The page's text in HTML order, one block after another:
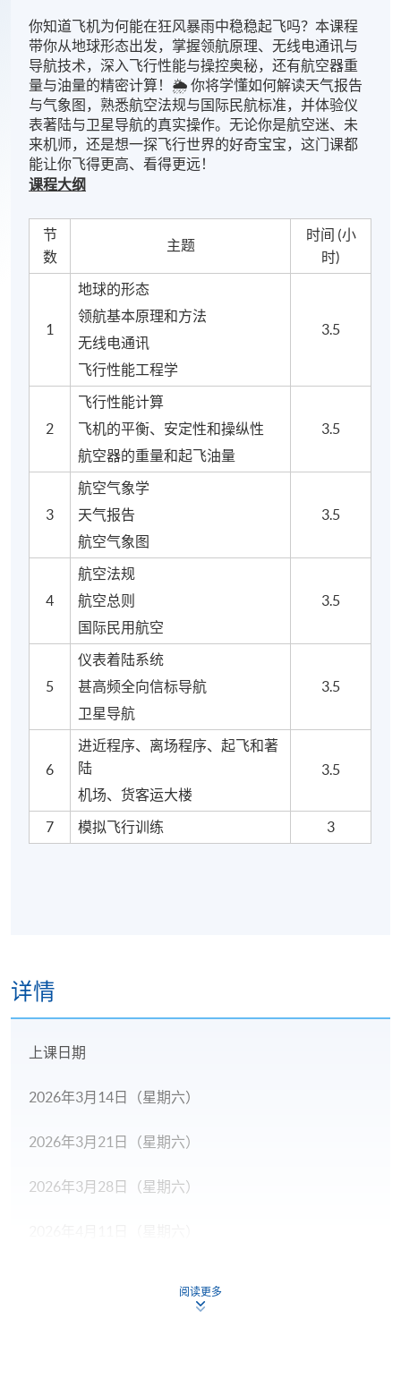
你知道飞机为何能在狂风暴雨中稳稳起飞吗？本课程
带你从地球形态出发，掌握领航原理、无线电通讯与
导航技术，深入飞行性能与操控奥秘，还有航空器重
量与油量的精密计算！🌦️ 你将学懂如何解读天气报告
与气象图，熟悉航空法规与国际民航标准，并体验仪
表著陆与卫星导航的真实操作。无论你是航空迷、未
来机师，还是想一探飞行世界的好奇宝宝，这门课都
能让你飞得更高、看得更远！
课程大纲
节
数
主题
时间 (小
时)
1
地球的形态
领航基本原理和方法
无线电通讯
飞行性能工程学
3.5
2
飞行性能计算
飞机的平衡、安定性和操纵性
航空器的重量和起飞油量
3.5
3
航空气象学
天气报告
航空气象图
3.5
4
航空法规
航空总则
国际民用航空
3.5
5
仪表着陆系统
甚高频全向信标导航
卫星导航
3.5
6
进近程序、离场程序、起飞和著
陆
机场、货客运大楼
3.5
7 模拟飞行训练 3
详情
上课日期
2026年3月14日（星期六）
2026年3月21日（星期六）
2026年3月28日（星期六）
阅读更多